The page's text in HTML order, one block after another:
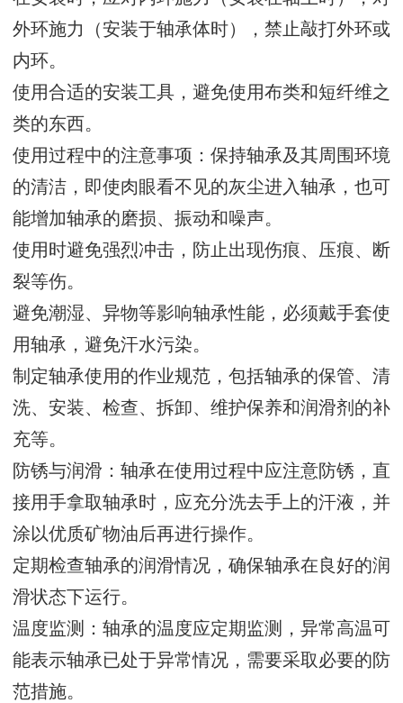
外环施力（安装于轴承体时），禁止敲打外环或
内环。
使用合适的安装工具，避免使用布类和短纤维之
类的东西。
使用过程中的注意事项：保持轴承及其周围环境
的清洁，即使肉眼看不见的灰尘进入轴承，也可
能增加轴承的磨损、振动和噪声。
使用时避免强烈冲击，防止出现伤痕、压痕、断
裂等伤。
避免潮湿、异物等影响轴承性能，必须戴手套使
用轴承，避免汗水污染。
制定轴承使用的作业规范，包括轴承的保管、清
洗、安装、检查、拆卸、维护保养和润滑剂的补
充等。
防锈与润滑：轴承在使用过程中应注意防锈，直
接用手拿取轴承时，应充分洗去手上的汗液，并
涂以优质矿物油后再进行操作。
定期检查轴承的润滑情况，确保轴承在良好的润
滑状态下运行。
温度监测：轴承的温度应定期监测，异常高温可
能表示轴承已处于异常情况，需要采取必要的防
范措施。